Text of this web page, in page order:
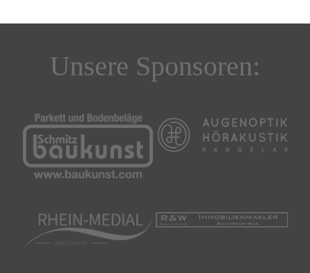
Unsere Sponsoren: